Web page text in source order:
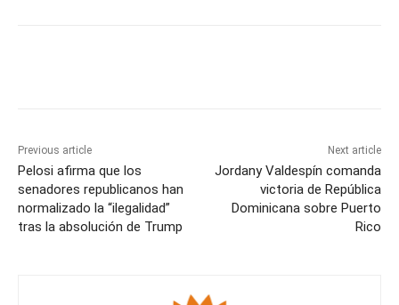
Previous article
Pelosi afirma que los
senadores republicanos han
normalizado la “ilegalidad”
tras la absolución de Trump
Next article
Jordany Valdespín comanda
victoria de República
Dominicana sobre Puerto
Rico